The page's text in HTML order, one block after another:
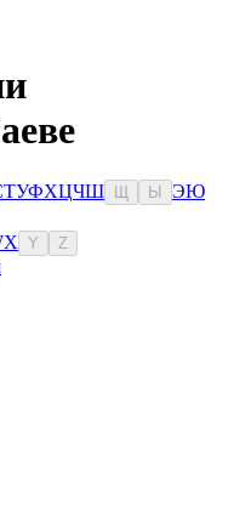
ТУФХЦЧШ Ы ЭЮ
X Y Z